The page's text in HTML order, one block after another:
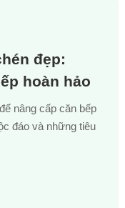
đẹp:
hoàn hảo
nâng cấp căn bếp
đáo và những tiêu